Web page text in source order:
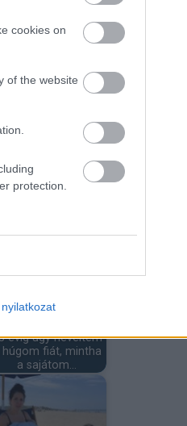
cookies on
of the website
protection.
július végéig…
évig úgy neveltem
húgom fiát, mintha
a sajátom…